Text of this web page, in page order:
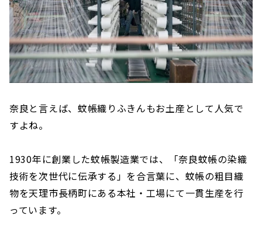
奈良と言えば、蚊帳織りふきんもお土産として人気で
すよね。
1930年に創業した蚊帳製造業では、「奈良蚊帳の染織
技術を次世代に伝承する」を合言葉に、蚊帳の粗目織
物を天理市長柄町にある本社・工場にて一貫生産を行
っています。